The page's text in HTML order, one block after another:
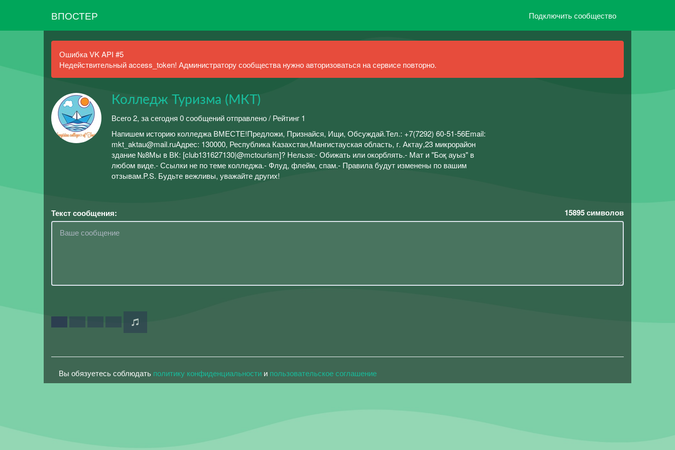
ВПОСТЕР Подключить сообщество
Ошибка VK API #5
Недействительный access_token! Администратору сообщества нужно авторизоваться на сервисе повторно.
Колледж Туризма (МКТ)
Всего 2, за сегодня 0 сообщений отправлено / Рейтинг 1
Напишем историю колледжа ВМЕСТЕ!Предложи, Признайся, Ищи, Обсуждай.Тел.: +7(7292) 60-51-56Email:
mkt_aktau@mail.ru​Адрес​​​​​​: 130000, Республика Казахстан,Мангистауская область, г. Актау,23 микрорайон
здание №8Мы в ВК: [club131627130|@mctourism]? Нельзя:- Обижать или окорблять.- Мат и "Боқ ауыз" в
любом виде.- Ссылки не по теме колледжа.- Флуд, флейм, спам.- Правила будут изменены по вашим
отзывам.P.S. Будьте вежливы, уважайте других!
Текст сообщения: 15895символов
Вы обязуетесь соблюдать политику конфиденциальности и пользовательское соглашение